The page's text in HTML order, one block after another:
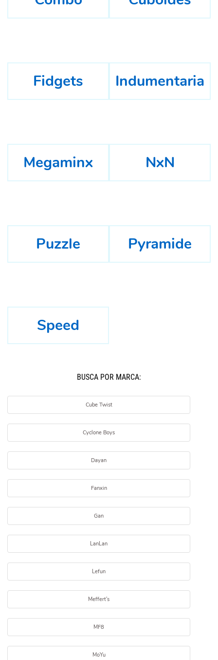
Fidgets Indumentaria
Megaminx NxN
Puzzle Pyramide
Speed
BUSCÁ POR MARCA:
Cube Twist
Cyclone Boys
Dayan
Fanxin
Gan
LanLan
Lefun
Meffert's
MF8
MoYu